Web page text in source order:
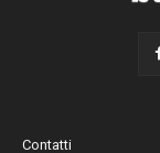
Contatti